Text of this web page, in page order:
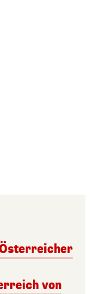
von